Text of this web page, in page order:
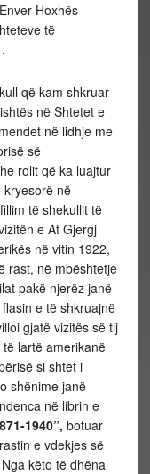
Hoxhës —
të
që kam shkruar
në Shtetet e
në lidhje me
së
rolit që ka luajtur
kryesorë në
të shekullit të
e At Gjergj
në vitin 1922,
rast, në mbështetje
pakë njerëz janë
e të shkruajnë
gjatë vizitës së tij
lartë amerikanë
si shtet i
shënime janë
në librin e
1940”, botuar
e vdekjes së
këto të dhëna